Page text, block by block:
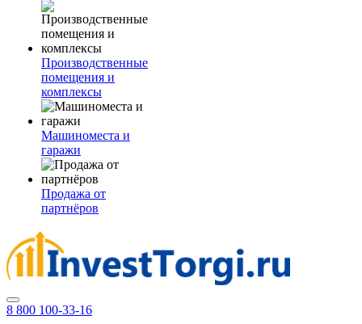
Производственные
помещения и
комплексы
Машиноместа и
гаражи
Продажа от
партнёров
8 800 100-33-16